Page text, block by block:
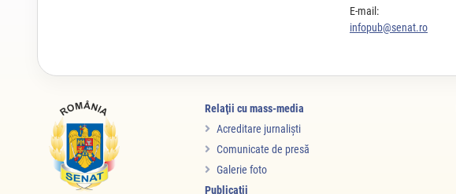
E-mail:
infopub@senat.ro
Relaţii cu mass-media
Acreditare jurnalişti
Comunicate de presă
Galerie foto
Publicații